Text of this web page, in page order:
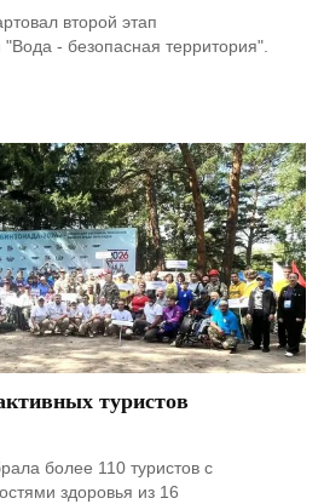
второй этап
- безопасная территория".
туристов
более 110 туристов с
здоровья из 16